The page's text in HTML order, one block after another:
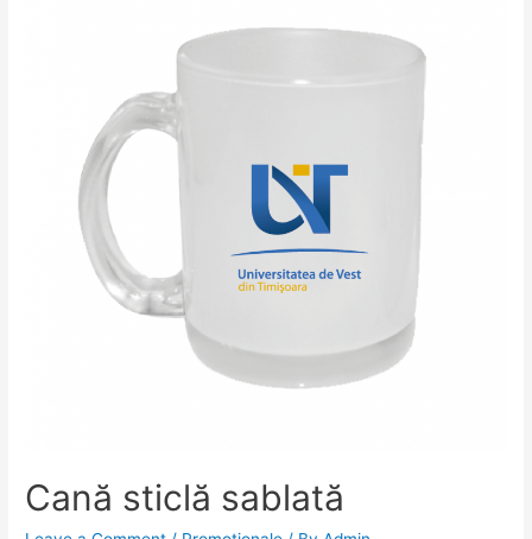
Cană sticlă sablată